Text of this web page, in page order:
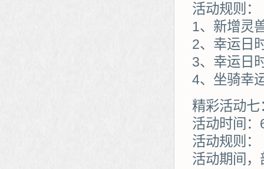
活动规则：
1、新增灵
2、幸运日
3、幸运日
4、坐骑幸
精彩活动
活动时间
活动规则：
活动期间